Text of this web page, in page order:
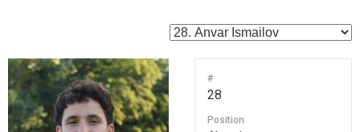
#
28
Position